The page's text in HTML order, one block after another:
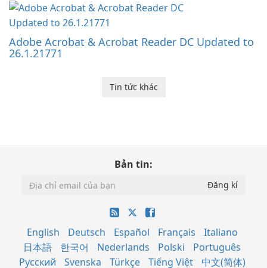
Adobe Acrobat & Acrobat Reader DC Updated to
26.1.21771
Tin tức khác
Bản tin:
English Deutsch Español Français
Italiano
日本語
한국어 Nederlands Polski
Português
Русский
Svenska Türkçe Tiếng Việt 中文(简体)